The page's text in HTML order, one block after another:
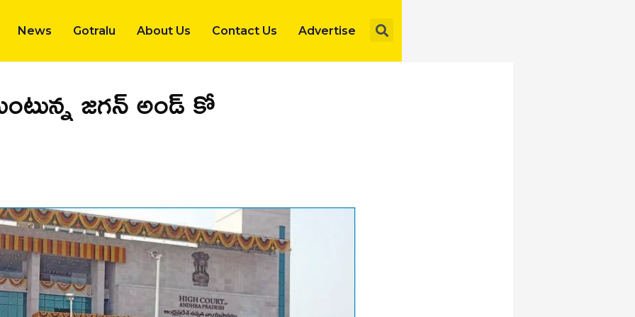
News Gotralu About Us Contact Us Advertise
జగన్ అండ్ కో